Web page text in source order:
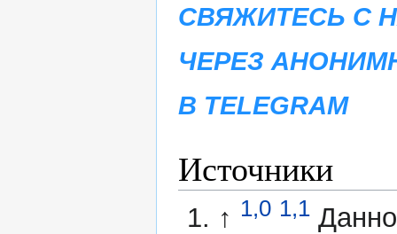
СВЯЖИТЕСЬ С
ЧЕРЕЗ
В TELEGRAM
Источники
↑ 1,0 1,1